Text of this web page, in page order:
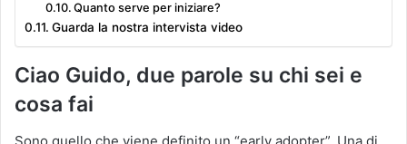
Quanto serve per iniziare?
Guarda la nostra intervista video
Ciao Guido, due parole su chi sei e
cosa fai
Sono quello che viene definito un “early adopter”. Una di